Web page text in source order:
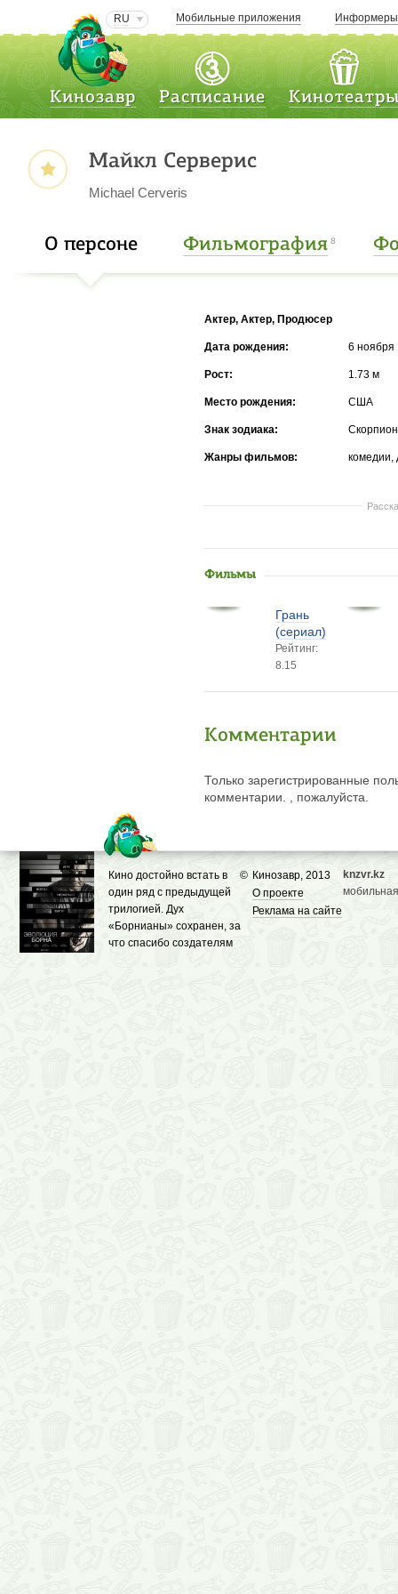
RU Мобильные приложения Информеры
Кинозавр Расписание
Майкл Серверис
Michael Cerveris
О персоне Фильмография 8
Актер, Актер, Продюсер
Дата рождения: 6 ноября
Рост: 1.73 м
Место рождения: США
Знак зодиака: Скорпион
Жанры фильмов: комедии,
Фильмы
Грань
(сериал)
Рейтинг:
8.15
Комментарии
Только зарегистрированные
комментарии. , пожалуйста.
© Кинозавр, 2013
О проекте
Реклама на сайте
Кино достойно встать в
один ряд с предыдущей
трилогией. Дух
«Борнианы» сохранен, за
что спасибо создателям
knzvr.kz